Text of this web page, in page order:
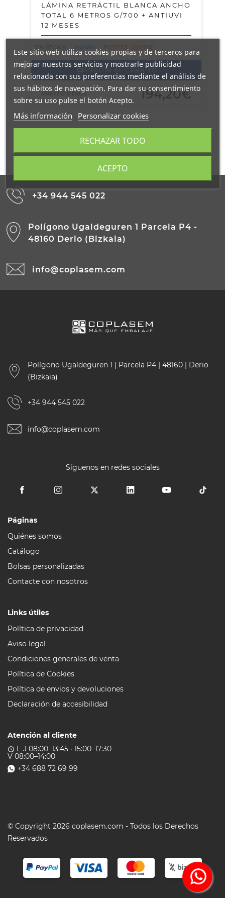
LÁMINA RETRÁCTIL BLANCA ANCHO
TOTAL 6 METROS G/700 + ANTIUVI
12 MESES
AÑADIR AL CARRITO
PRECIO DESDE 194,20€
+34 944 545 022
Polígono Ugaldeguren 1 Parcela P4 -
48160 Derio (Bizkaia)
info@coplasem.com
Polígono Ugaldeguren 1 | Parcela P4 | 48160 | Derio
(Bizkaia)
+34 944 545 022
info@coplasem.com
Síguenos en redes sociales
Páginas
Quiénes somos
Catálogo
Bolsas personalizadas
Contacte con nosotros
Links útiles
Política de privacidad
Aviso legal
Condiciones generales de venta
Política de Cookies
Política de envios y devoluciones
Declaración de accesibilidad
Atención al cliente
access_time L-J 08:00–13:45 · 15:00–17:30
V 08:00–14:00
+34 688 72 69 99
Este sitio web utiliza cookies propias y de terceros para
mejorar nuestros servicios y mostrarle publicidad
relacionada con sus preferencias mediante el análisis de
sus hábitos de navegación. Para dar su consentimiento
sobre su uso pulse el botón Acepto.
Más información Personalizar cookies
RECHAZAR TODO
ACEPTO
© Copyright 2026 coplasem.com - Todos los Derechos
Reservados